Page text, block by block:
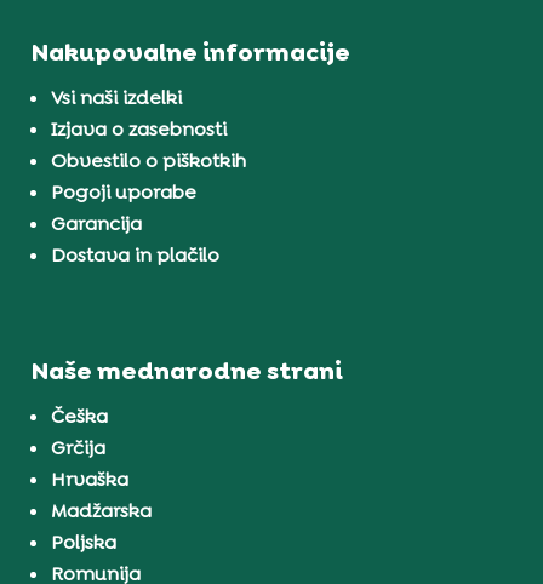
Nakupovalne informacije
Vsi naši izdelki
Izjava o zasebnosti
Obvestilo o piškotkih
Pogoji uporabe
Garancija
Dostava in plačilo
Naše mednarodne strani
Češka
Grčija
Hrvaška
Madžarska
Poljska
Romunija